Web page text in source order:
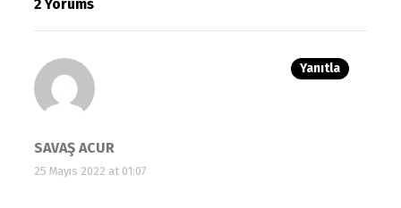
2 Yorums
SAVAŞ ACUR
25 Mayıs 2022 at 01:07
Yanıtla